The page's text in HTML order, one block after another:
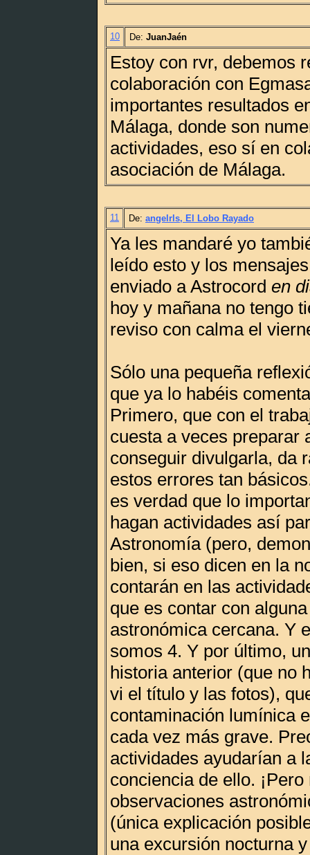
10 De: JuanJaén
Estoy con rvr, debemos
colaboración con
importantes resultados
Málaga, donde son
actividades, eso sí en
asociación de Málaga.
11 De: angelrls, El Lobo Rayado
Ya les mandaré yo
leído esto y los
enviado a Astrocord en
hoy y mañana no tengo
reviso con calma el
Sólo una pequeña
que ya lo habéis
Primero, que con el
cuesta a veces preparar
conseguir divulgarla, da
estos errores tan
es verdad que lo
hagan actividades así
Astronomía (pero,
bien, si eso dicen en la
contarán en las
que es contar con
astronómica cercana. Y
somos 4. Y por último,
historia anterior (que no
vi el título y las fotos),
contaminación lumínica
cada vez más grave.
actividades ayudarían a
conciencia de ello.
observaciones
(única explicación
una excursión nocturna